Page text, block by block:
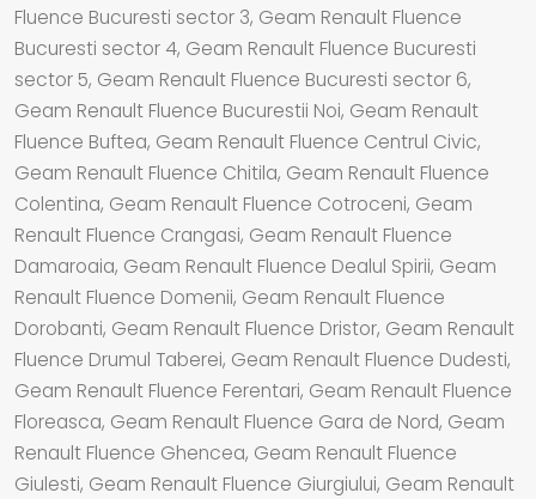
Fluence Bucuresti sector 3, Geam Renault Fluence
Bucuresti sector 4, Geam Renault Fluence Bucuresti
sector 5, Geam Renault Fluence Bucuresti sector 6,
Geam Renault Fluence Bucurestii Noi, Geam Renault
Fluence Buftea, Geam Renault Fluence Centrul Civic,
Geam Renault Fluence Chitila, Geam Renault Fluence
Colentina, Geam Renault Fluence Cotroceni, Geam
Renault Fluence Crangasi, Geam Renault Fluence
Damaroaia, Geam Renault Fluence Dealul Spirii, Geam
Renault Fluence Domenii, Geam Renault Fluence
Dorobanti, Geam Renault Fluence Dristor, Geam Renault
Fluence Drumul Taberei, Geam Renault Fluence Dudesti,
Geam Renault Fluence Ferentari, Geam Renault Fluence
Floreasca, Geam Renault Fluence Gara de Nord, Geam
Renault Fluence Ghencea, Geam Renault Fluence
Giulesti, Geam Renault Fluence Giurgiului, Geam Renault